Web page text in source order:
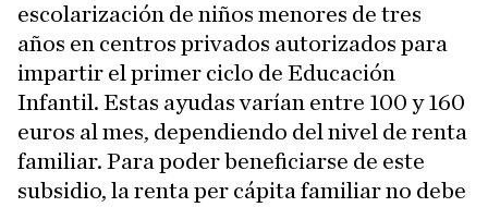
escolarización de niños menores de tres
años en centros privados autorizados para
impartir el primer ciclo de Educación
Infantil. Estas ayudas varían entre 100 y 160
euros al mes, dependiendo del nivel de renta
familiar. Para poder beneficiarse de este
subsidio, la renta per cápita familiar no debe